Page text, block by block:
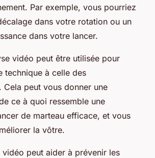
Par exemple, vous pourriez
dans votre rotation ou un
dans votre lancer.
vidéo peut être utilisée pour
technique à celle des
Cela peut vous donner une
ce à quoi ressemble une
de marteau efficace, et vous
la vôtre.
vidéo peut aider à prévenir les